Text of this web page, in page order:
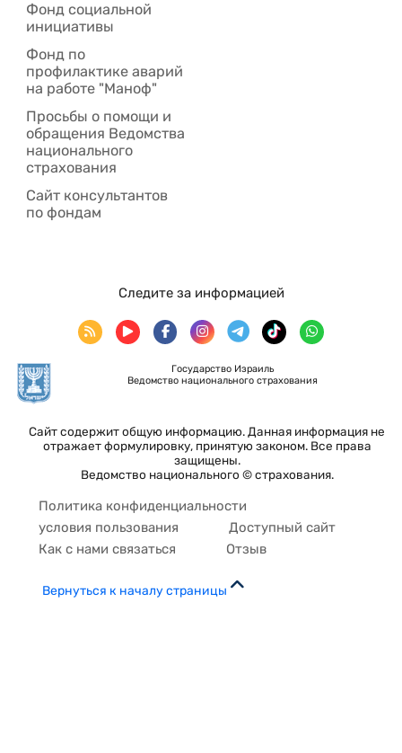
Фонд социальной
инициативы
Фонд по
профилактике аварий
на работе "Маноф"
Просьбы о помощи и
обращения Ведомства
национального
страхования
Сайт консультантов
по фондам
Государство Израиль
Ведомство национального страхования
Сайт содержит общую информацию. Данная информация не
отражает формулировку, принятую законом. Все права
защищены.
Ведомство национального © страхования.
Следите за информацией
Политика конфиденциальности
условия пользования
Доступный сайт
Как с нами связаться
Отзыв
Вернуться к началу страницы